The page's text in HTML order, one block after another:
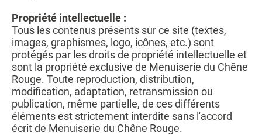
Propriété intellectuelle :
Tous les contenus présents sur ce site (textes,
images, graphismes, logo, icônes, etc.) sont
protégés par les droits de propriété intellectuelle et
sont la propriété exclusive de Menuiserie du Chêne
Rouge. Toute reproduction, distribution,
modification, adaptation, retransmission ou
publication, même partielle, de ces différents
éléments est strictement interdite sans l'accord
écrit de Menuiserie du Chêne Rouge.